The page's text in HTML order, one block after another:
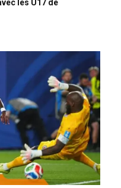
les U17 de